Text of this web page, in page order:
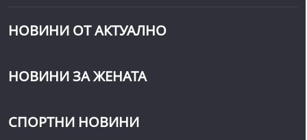
НОВИНИ ОТ АКТУАЛНО
НОВИНИ ЗА ЖЕНАТА
СПОРТНИ НОВИНИ